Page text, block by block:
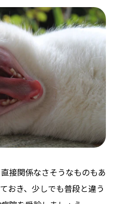
接関係なさそうなものもあ
おき、少しでも普段と違う